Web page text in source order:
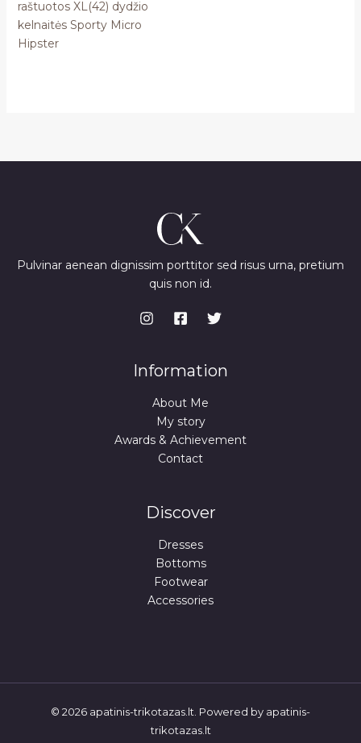
raštuotos XL(42) dydžio
kelnaitės Sporty Micro
Hipster
Pulvinar aenean dignissim porttitor sed risus urna, pretium
quis non id.
Information
About Me
My story
Awards & Achievement
Contact
Discover
Dresses
Bottoms
Footwear
Accessories
© 2026 apatinis-trikotazas.lt. Powered by apatinis-
trikotazas.lt